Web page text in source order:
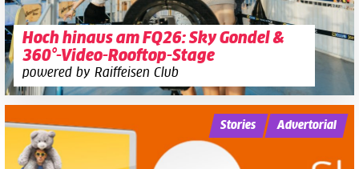
Hoch hinaus am FQ26: Sky Gondel &
360°-Video-Rooftop-Stage
powered by Raiffeisen Club
Stories Advertorial